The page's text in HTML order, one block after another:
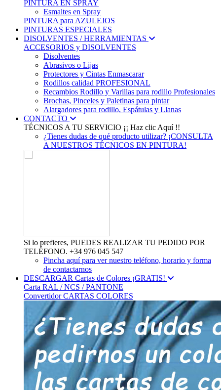
PINTURA EN SPRAY
Esmaltes en Spray
PINTURA para AZULEJOS
PINTURAS ESPECIALES
DISOLVENTES / HERRAMIENTAS
ACCESORIOS y DISOLVENTES
Disolventes
Abrasivos o Lijas
Protectores y Cintas Enmascarar
Rodillos calidad PROFESIONAL
Recambios Rodillo y Varillas para rodillo Profesionales
Brochas, Pinceles y Paletinas para pintar
Alargadores para rodillo, Espátulas y Llanas
CONTACTO
TÉCNICOS A TU SERVICIO ¡¡ Haz clic Aquí !!
¿Tienes dudas de qué producto utilizar? ¡CONSULTA
A NUESTROS TÉCNICOS EN PINTURA!
Si lo prefieres, PUEDES REALIZAR TU PEDIDO POR
TELÉFONO. +34 976 045 547
Pincha aquí para ver nuestro teléfono, horario y forma
de contactarnos
DESCARGAR Cartas de Colores ¡GRATIS!
Carta RAL / NCS / PANTONE
Convertidor CARTAS COLORES